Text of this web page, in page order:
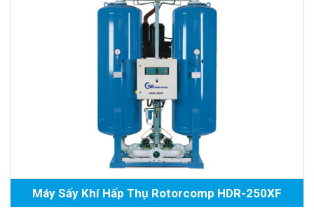
Máy Sấy Khí Hấp Thụ Rotorcomp HDR-250XF